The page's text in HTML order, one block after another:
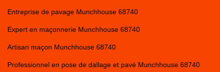
Entreprise de pavage Munchhouse 68740
Expert en maçonnerie Munchhouse 68740
Artisan maçon Munchhouse 68740
Professionnel en pose de dallage et pavé Munchhouse 68740